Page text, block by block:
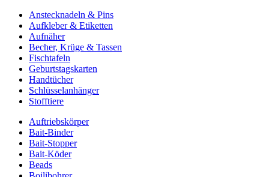
Anstecknadeln & Pins
Aufkleber & Etiketten
Aufnäher
Becher, Krüge & Tassen
Fischtafeln
Geburtstagskarten
Handtücher
Schlüsselanhänger
Stofftiere
Auftriebskörper
Bait-Binder
Bait-Stopper
Bait-Köder
Beads